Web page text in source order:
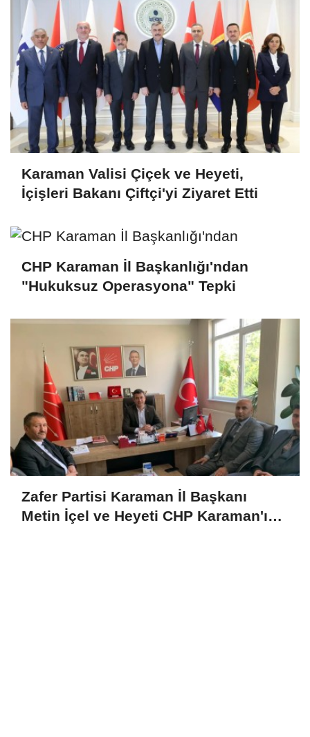
Karaman Valisi Çiçek ve Heyeti,
İçişleri Bakanı Çiftçi'yi Ziyaret Etti
CHP Karaman İl Başkanlığı'ndan
"Hukuksuz Operasyona" Tepki
Zafer Partisi Karaman İl Başkanı
Metin İçel ve Heyeti CHP Karaman'ı